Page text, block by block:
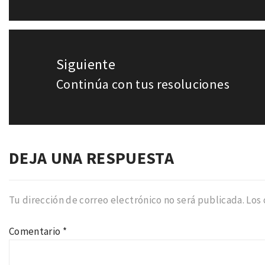
Siguiente
Entrada
Continúa con tus resoluciones
DEJA UNA RESPUESTA
Tu dirección de correo electrónico no será publicada. Los
Comentario *